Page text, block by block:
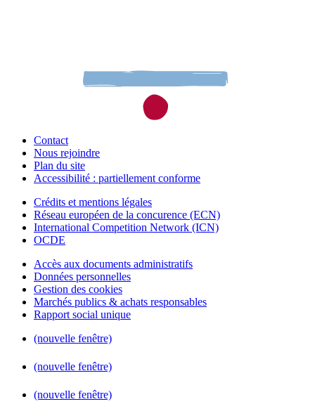
Contact
Nous rejoindre
Plan du site
Accessibilité : partiellement conforme
Crédits et mentions légales
Réseau européen de la concurence (ECN)
International Competition Network (ICN)
OCDE
Accès aux documents administratifs
Données personnelles
Gestion des cookies
Marchés publics & achats responsables
Rapport social unique
(nouvelle fenêtre)
(nouvelle fenêtre)
(nouvelle fenêtre)